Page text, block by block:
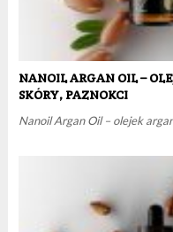
NANOIL ARGAN OIL –
SKÓRY, PAZNOKCI
Nanoil Argan Oil – olejek